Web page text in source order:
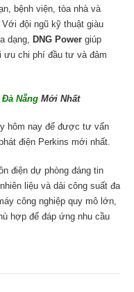
bệnh viện, tòa nhà và
đội ngũ kỹ thuật giàu
dạng, DNG Power giúp
ưu chi phí đầu tư và đảm
Nẵng Mới Nhất
hôm nay để được tư vấn
điện Perkins mới nhất.
điện dự phòng đáng tin
liệu và dải công suất đa
công nghiệp quy mô lớn,
hợp để đáp ứng nhu cầu